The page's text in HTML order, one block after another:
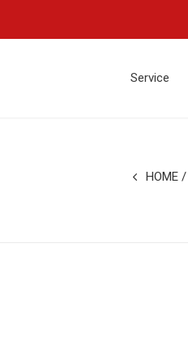
Service
HOME